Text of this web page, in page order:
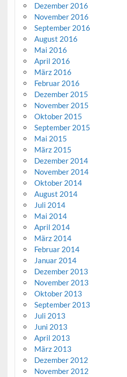
Dezember 2016
November 2016
September 2016
August 2016
Mai 2016
April 2016
März 2016
Februar 2016
Dezember 2015
November 2015
Oktober 2015
September 2015
Mai 2015
März 2015
Dezember 2014
November 2014
Oktober 2014
August 2014
Juli 2014
Mai 2014
April 2014
März 2014
Februar 2014
Januar 2014
Dezember 2013
November 2013
Oktober 2013
September 2013
Juli 2013
Juni 2013
April 2013
März 2013
Dezember 2012
November 2012